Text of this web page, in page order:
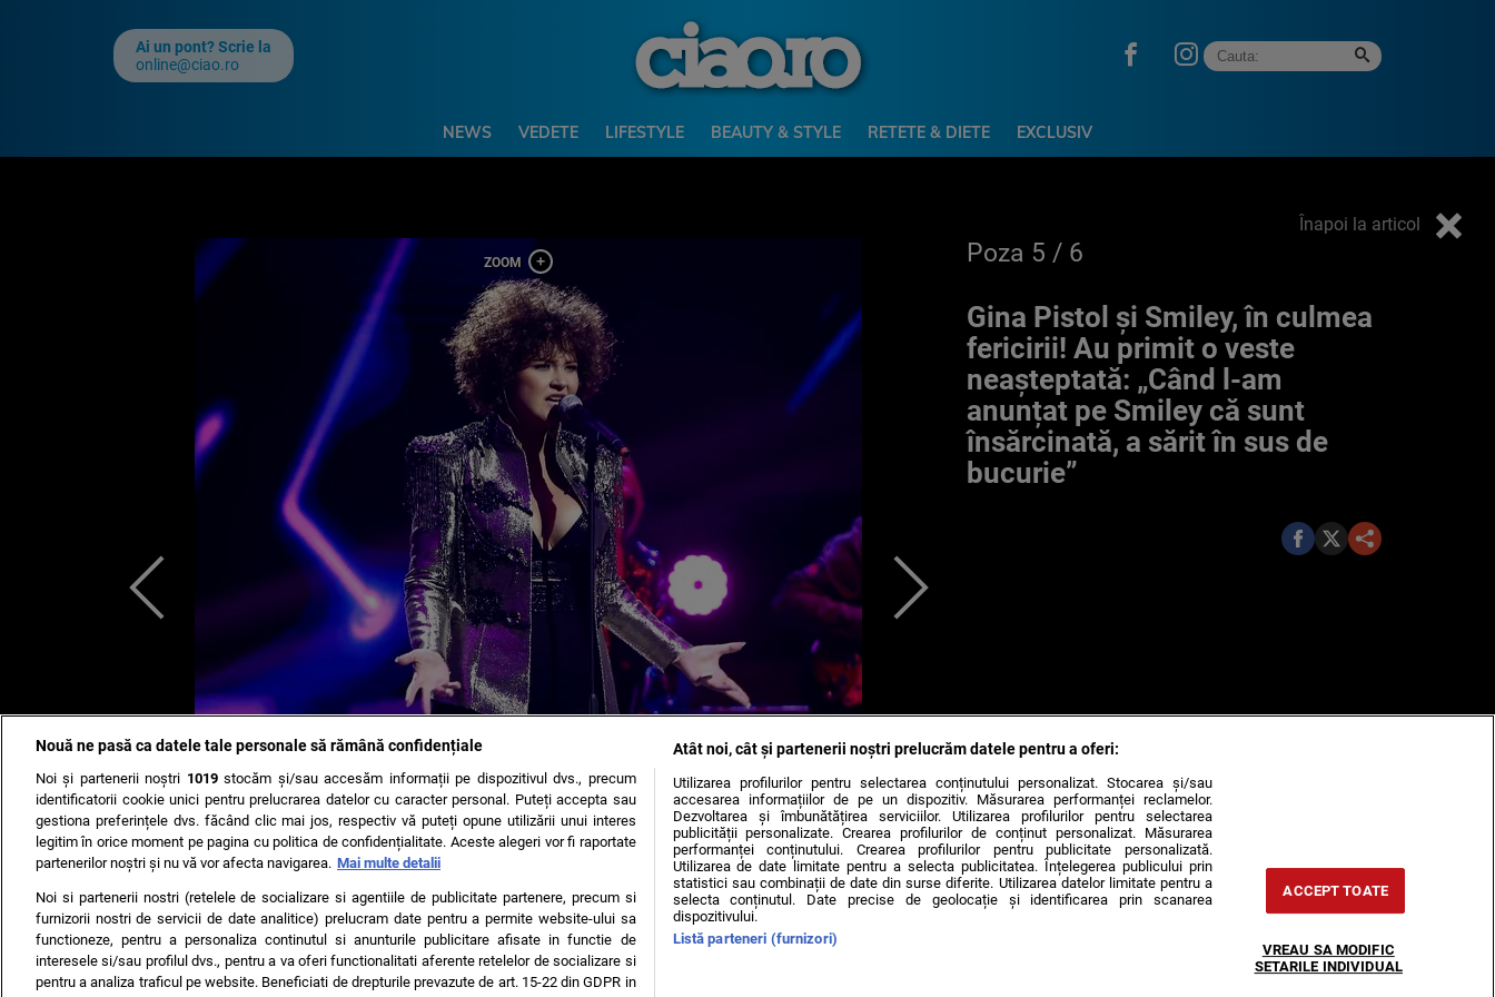
Ai un pont? Scrie la
online@ciao.ro
NEWS VEDETE LIFESTYLE BEAUTY & STYLE RETETE & DIETE EXCLUSIV
Înapoi la articol
Alina Dincă
Poza 5 / 6
Gina Pistol și Smiley, în culmea
fericirii! Au primit o veste
neaşteptată: „Când l-am
anunțat pe Smiley că sunt
însărcinată, a sărit în sus de
bucurie”
Nouă ne pasă ca datele tale personale să rămână confidențiale
Noi și partenerii noștri 1019stocăm și/sau accesăm informații pe dispozitivul dvs., precum
identificatorii cookie unici pentru prelucrarea datelor cu caracter personal. Puteți accepta sau
gestiona preferințele dvs. făcând clic mai jos, respectiv vă puteți opune utilizării unui interes
legitim în orice moment pe pagina cu politica de confidențialitate. Aceste alegeri vor fi raportate
partenerilor noștri și nu vă vor afecta navigarea. Mai multe detalii
Noi si partenerii nostri (retelele de socializare si agentiile de publicitate partenere, precum si
furnizorii nostri de servicii de date analitice) prelucram date pentru a permite website-ului sa
functioneze, pentru a personaliza continutul si anunturile publicitare afisate in functie de
interesele si/sau profilul dvs., pentru a va oferi functionalitati aferente retelelor de socializare si
pentru a analiza traficul pe website. Beneficiati de drepturile prevazute de art. 15-22 din GDPR in
Atât noi, cât și partenerii noștri prelucrăm datele pentru a oferi:
Utilizarea profilurilor pentru selectarea conținutului personalizat. Stocarea și/sau
accesarea informațiilor de pe un dispozitiv. Măsurarea performanței reclamelor.
Dezvoltarea și îmbunătățirea serviciilor. Utilizarea profilurilor pentru selectarea
publicității personalizate. Crearea profilurilor de conținut personalizat. Măsurarea
performanței conținutului. Crearea profilurilor pentru publicitate personalizată.
Utilizarea de date limitate pentru a selecta publicitatea. Înțelegerea publicului prin
statistici sau combinații de date din surse diferite. Utilizarea datelor limitate pentru a
selecta conținutul. Date precise de geolocație și identificarea prin scanarea
dispozitivului.
Listă parteneri (furnizori)
ACCEPT TOATE
VREAU SA MODIFIC
SETARILE INDIVIDUAL